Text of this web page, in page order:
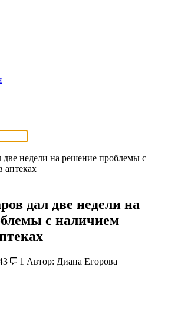
две недели на решение проблемы с
аптеках
дал две недели на
с наличием
1 Автор: Диана Егорова